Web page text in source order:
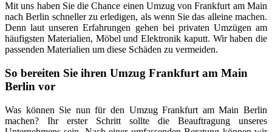
Mit uns haben Sie die Chance einen Umzug von Frankfurt am Main
nach Berlin schneller zu erledigen, als wenn Sie das alleine machen.
Denn laut unseren Erfahrungen gehen bei privaten Umzügen am
häufigsten Materialien, Möbel und Elektronik kaputt. Wir haben die
passenden Materialien um diese Schäden zu vermeiden.
So bereiten Sie ihren Umzug Frankfurt am Main
Berlin vor
Was können Sie nun für den Umzug Frankfurt am Main Berlin
machen? Ihr erster Schritt sollte die Beauftragung unseres